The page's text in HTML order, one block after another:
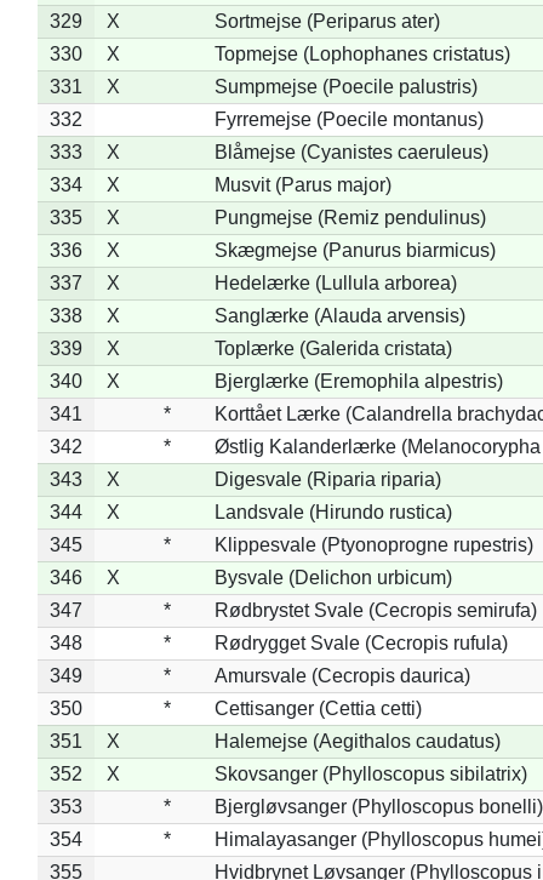
329
X
Sortmejse (Periparus ater)
330
X
Topmejse (Lophophanes cristatus)
331
X
Sumpmejse (Poecile palustris)
332
Fyrremejse (Poecile montanus)
333
X
Blåmejse (Cyanistes caeruleus)
334
X
Musvit (Parus major)
335
X
Pungmejse (Remiz pendulinus)
336
X
Skægmejse (Panurus biarmicus)
337
X
Hedelærke (Lullula arborea)
338
X
Sanglærke (Alauda arvensis)
339
X
Toplærke (Galerida cristata)
340
X
Bjerglærke (Eremophila alpestris)
341
*
Korttået Lærke (Calandrella
342
*
Østlig Kalanderlærke (Melanocorypha
343
X
Digesvale (Riparia riparia)
344
X
Landsvale (Hirundo rustica)
345
*
Klippesvale (Ptyonoprogne rupestris)
346
X
Bysvale (Delichon urbicum)
347
*
Rødbrystet Svale (Cecropis semirufa)
348
*
Rødrygget Svale (Cecropis rufula)
349
*
Amursvale (Cecropis daurica)
350
*
Cettisanger (Cettia cetti)
351
X
Halemejse (Aegithalos caudatus)
352
X
Skovsanger (Phylloscopus sibilatrix)
353
*
Bjergløvsanger (Phylloscopus bonelli)
354
*
Himalayasanger (Phylloscopus
355
Hvidbrynet Løvsanger (Phylloscopus